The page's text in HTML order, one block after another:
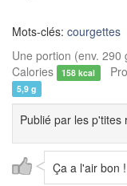
Mots-clés: courgettes
Une portion (env. 290
Calories
158 kcal
5,9 g
Publié par les p'tites
Ça a l'air bon !